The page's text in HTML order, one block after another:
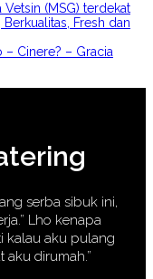
Vetsin (MSG) terdekat
Fresh dan
– Cinere? – Gracia
serba sibuk ini,
Lho kenapa
kalau aku pulang
dirumah.”